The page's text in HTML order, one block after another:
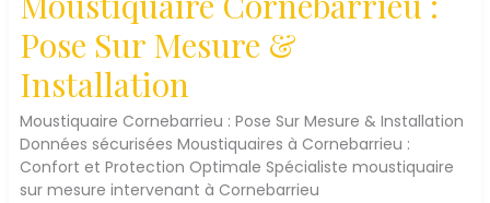
Pose Sur Mesure &
Installation
Moustiquaire Cornebarrieu : Pose Sur Mesure & Installation
Données sécurisées Moustiquaires à Cornebarrieu :
Confort et Protection Optimale Spécialiste moustiquaire
sur mesure intervenant à Cornebarrieu